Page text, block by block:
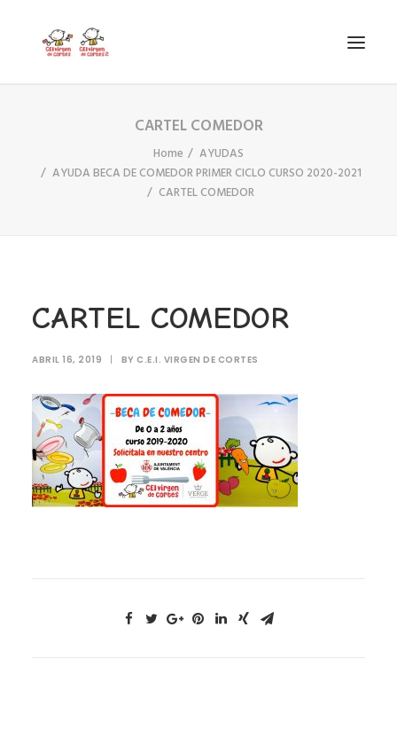
SECRETARÍA
CARTEL COMEDOR
Home
AYUDAS
AYUDA BECA DE COMEDOR PRIMER CICLO CURSO 2020-2021
CARTEL COMEDOR
CARTEL COMEDOR
ABRIL 16, 2019 | BY C.E.I. VIRGEN DE CORTES